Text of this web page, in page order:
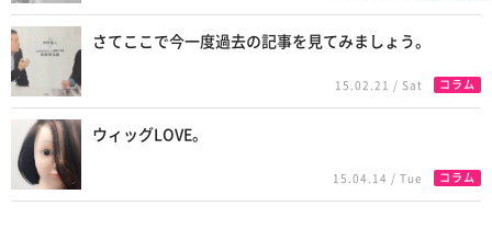
さてここで今一度過去の記事を見てみましょう。
15.02.21 / Sat コラム
ウィッグLOVE。
15.04.14 / Tue コラム